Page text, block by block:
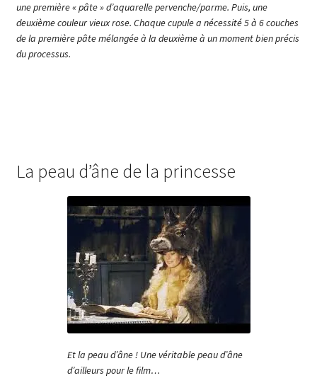
une première « pâte » d’aquarelle pervenche/parme. Puis, une
deuxième couleur vieux rose. Chaque cupule a nécessité 5 à 6 couches
de la première pâte mélangée à la deuxième à un moment bien précis
du processus.
La peau d’âne de la princesse
Et la peau d’âne ! Une véritable peau d’âne
d’ailleurs pour le film…